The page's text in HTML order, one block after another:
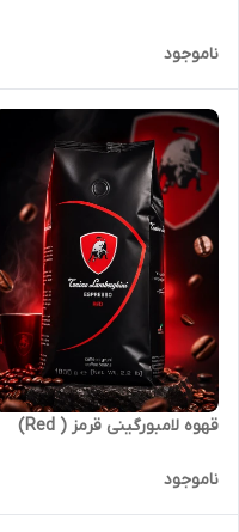
ناموجود
قهوه لامبورگینی قرمز ( Red)
ناموجود